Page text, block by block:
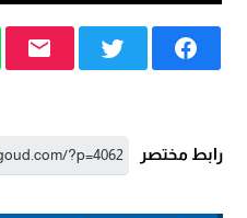
رابط مختصر